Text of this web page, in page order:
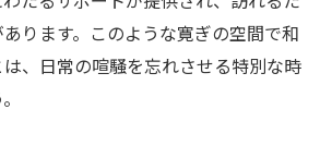
ります。このような寛ぎの空間で和
、日常の喧騒を忘れさせる特別な時